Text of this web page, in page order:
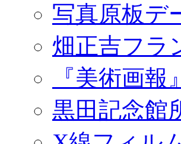
写真原板デ
畑正吉フラ
『美術画
黒田記念館